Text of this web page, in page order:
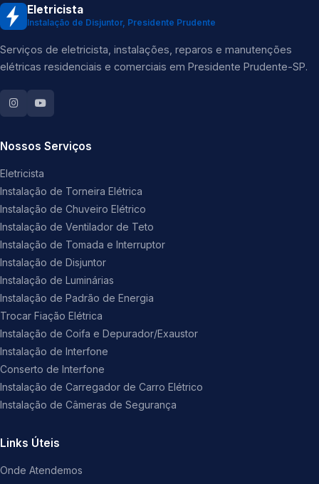
Eletricista
Instalação de Disjuntor, Presidente Prudente
Serviços de eletricista, instalações, reparos e manutenções
elétricas residenciais e comerciais em Presidente Prudente-SP.
Nossos Serviços
Eletricista
Instalação de Torneira Elétrica
Instalação de Chuveiro Elétrico
Instalação de Ventilador de Teto
Instalação de Tomada e Interruptor
Instalação de Disjuntor
Instalação de Luminárias
Instalação de Padrão de Energia
Trocar Fiação Elétrica
Instalação de Coifa e Depurador/Exaustor
Instalação de Interfone
Conserto de Interfone
Instalação de Carregador de Carro Elétrico
Instalação de Câmeras de Segurança
Links Úteis
Onde Atendemos